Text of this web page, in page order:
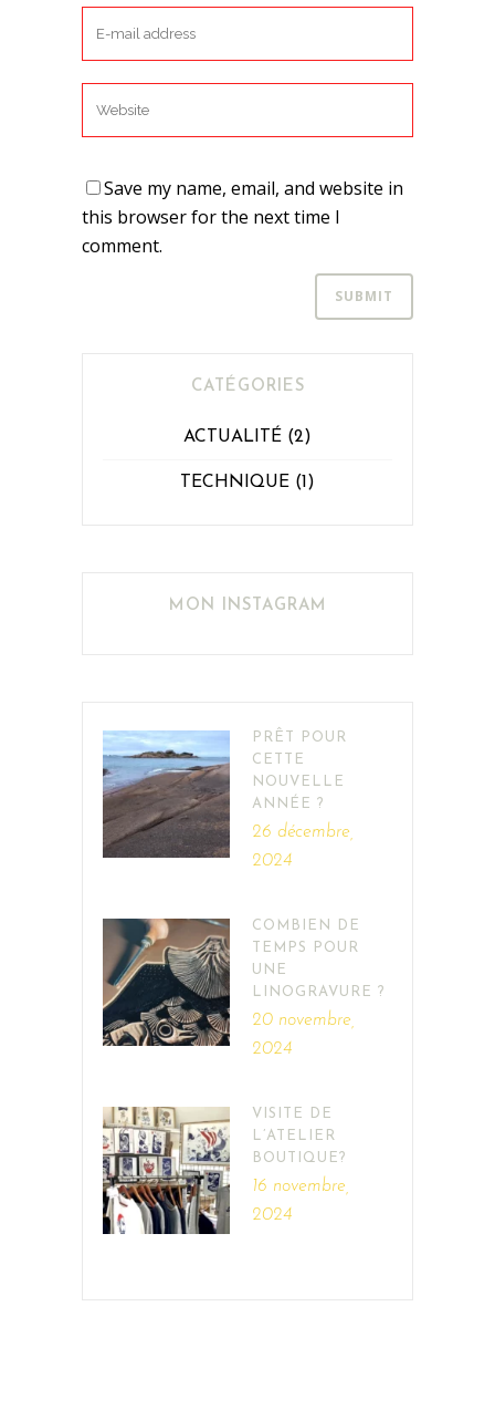
Save my name, email, and website in
this browser for the next time I
comment.
CATÉGORIES
ACTUALITÉ (2)
TECHNIQUE (1)
MON INSTAGRAM
PRÊT POUR
CETTE
NOUVELLE
ANNÉE ?
26 décembre,
2024
COMBIEN DE
TEMPS POUR
UNE
LINOGRAVURE ?
20 novembre,
2024
VISITE DE
L’ATELIER
BOUTIQUE?
16 novembre,
2024